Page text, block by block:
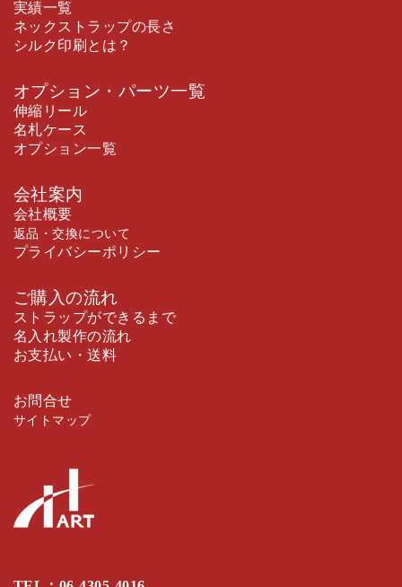
実績一覧
ネックストラップの長さ
シルク印刷とは？
オプション・パーツ一覧
伸縮リール
名札ケース
オプション一覧
会社案内
会社概要
返品・交換について
プライバシーポリシー
ご購入の流れ
ストラップができるまで
名入れ製作の流れ
お支払い・送料
お問合せ
サイトマップ